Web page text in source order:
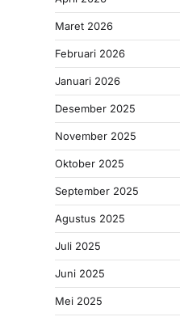
Maret 2026
Februari 2026
Januari 2026
Desember 2025
November 2025
Oktober 2025
September 2025
Agustus 2025
Juli 2025
Juni 2025
Mei 2025